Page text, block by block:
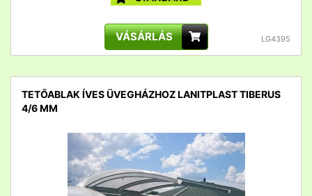
VÁSÁRLÁS LG4395
TETŐABLAK ÍVES ÜVEGHÁZHOZ LANITPLAST TIBERUS
4/6 MM